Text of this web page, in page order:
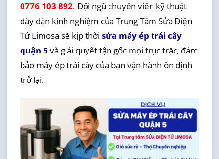
0776 103 892. Đội ngũ chuyên viên kỹ thuật
dày dặn kinh nghiệm của Trung Tâm Sửa Điện
Tử Limosa sẽ kịp thời sửa máy ép trái cây
quận 5 và giải quyết tận gốc mọi trục trặc, đảm
bảo máy ép trái cây của bạn vận hành ổn định
trở lại.